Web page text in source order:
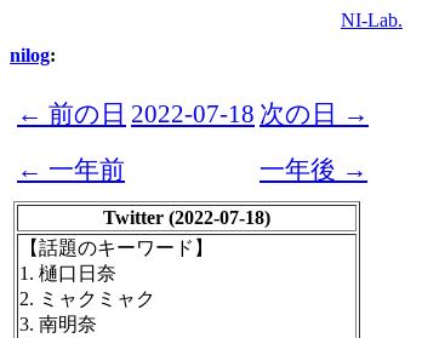
NI-Lab.
nilog:
← 前の日 2022-07-18 次の日 →
← 一年前
一年後 →
Twitter (2022-07-18)
【話題のキーワード】
1. 樋口日奈
2. ミャクミャク
3. 南明奈